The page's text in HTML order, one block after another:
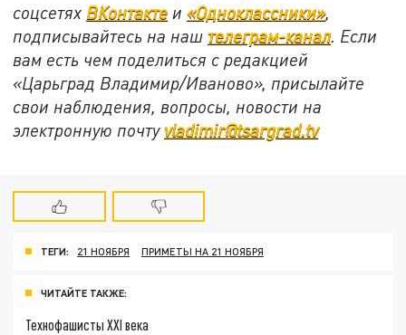
соцсетях ВКонтакте и«Одноклассники»,
подписывайтесь на наш телеграм-канал. Если
вам есть чем поделиться с редакцией
«Царьград Владимир/Иваново», присылайте
свои наблюдения, вопросы, новости на
электронную почту vladimir@tsargrad.tv
ТЕГИ: 21 НОЯБРЯ ПРИМЕТЫ НА 21 НОЯБРЯ
ЧИТАЙТЕ ТАКЖЕ:
Технофашисты XXI века